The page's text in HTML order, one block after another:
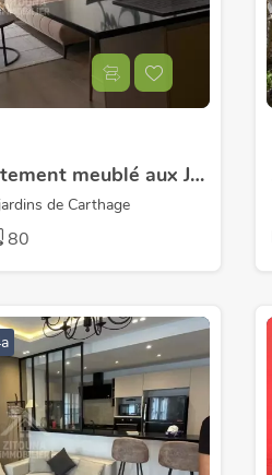
A louer un appartement meublé aux Jardins de Carthage
de Carthage
80